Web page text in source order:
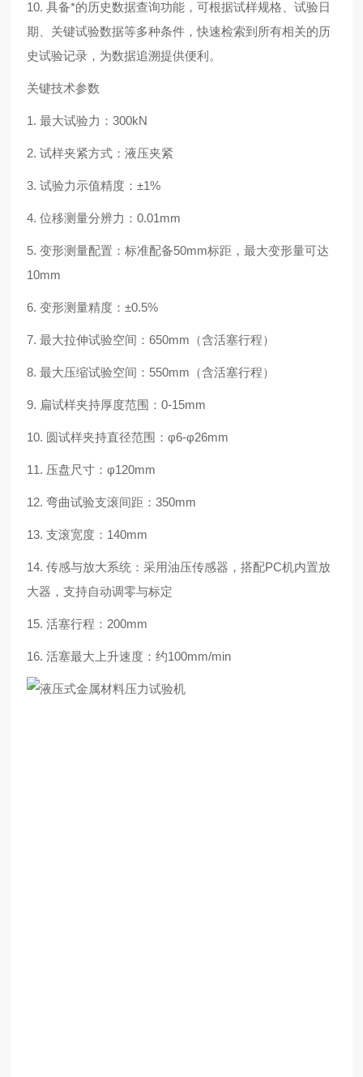
10. 具备*的历史数据查询功能，可根据试样规格、试验日
期、关键试验数据等多种条件，快速检索到所有相关的历
史试验记录，为数据追溯提供便利。
关键技术参数
1. 最大试验力：300kN
2.试样夹紧方式：液压夹紧
3.试验力示值精度 ：±1%
4.位移测量分辨力：0.01mm
5. 变形测量配置：标准配备50mm标距，最大变形量可达
10mm
6. 变形测量精度：±0.5%
7.最大拉伸试验空间：650mm（含活塞行程）
8. 最大压缩试验空间：550mm（含活塞行程）
9. 扁试样夹持厚度范围：0-15mm
10. 圆试样夹持直径范围：φ6-φ26mm
11. 压盘尺寸：φ120mm
12.弯曲试验支滚间距：350mm
13. 支滚宽度：140mm
14. 传感与放大系统：采用油压传感器，搭配PC机内置放
大器，支持自动调零与标定
15. 活塞行程：200mm
16. 活塞最大上升速度：约100mm/min